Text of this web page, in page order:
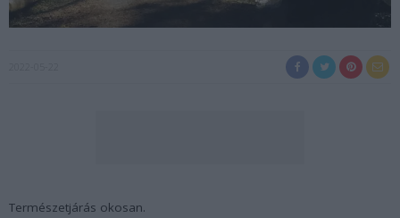
Természetjárás okosan.